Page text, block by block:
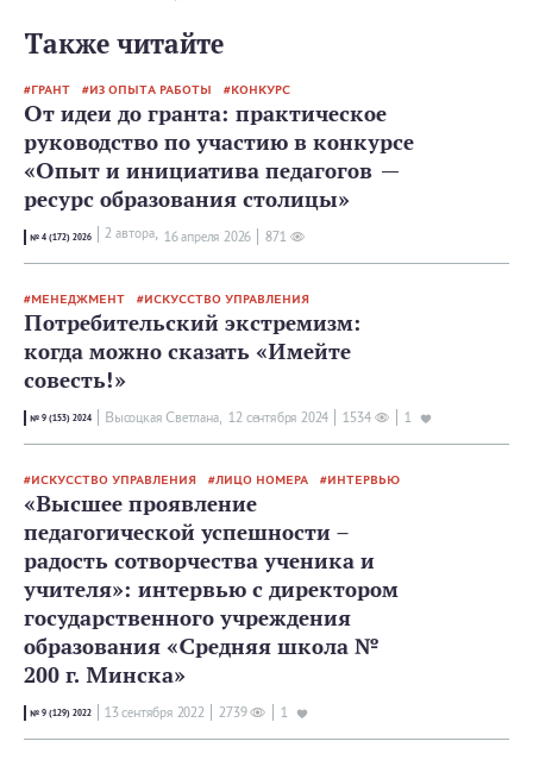
Также читайте
ГРАНТ ИЗ ОПЫТА РАБОТЫ КОНКУРС
От идеи до гранта: практическое
руководство по участию в конкурсе
«Опыт и инициатива педагогов —
ресурс образования столицы»
№ 4 (172) 2026 2 автора, 16 апреля 2026 871
МЕНЕДЖМЕНТ ИСКУССТВО УПРАВЛЕНИЯ
Потребительский экстремизм:
когда можно сказать «Имейте
совесть!»
№ 9 (153) 2024 Высоцкая Светлана, 12 сентября 2024 1534 1
ИСКУССТВО УПРАВЛЕНИЯ ЛИЦО НОМЕРА ИНТЕРВЬЮ
«Высшее проявление
педагогической успешности –
радость сотворчества ученика и
учителя»: интервью с директором
государственного учреждения
образования «Средняя школа №
200 г. Минска»
№ 9 (129) 2022 13 сентября 2022 2739 1